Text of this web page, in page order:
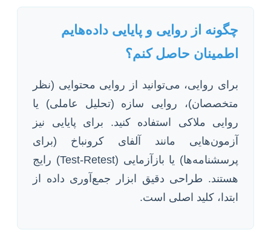
چگونه از روایی و پایایی داده‌هایم
اطمینان حاصل کنم؟
برای روایی، می‌توانید از روایی محتوایی (نظر
متخصصان)، روایی سازه (تحلیل عاملی) یا
روایی ملاکی استفاده کنید. برای پایایی نیز
آزمون‌هایی مانند آلفای کرونباخ (برای
پرسشنامه‌ها) یا بازآزمایی (Test-Retest) رایج
هستند. طراحی دقیق ابزار جمع‌آوری داده از
ابتدا، کلید اصلی است.